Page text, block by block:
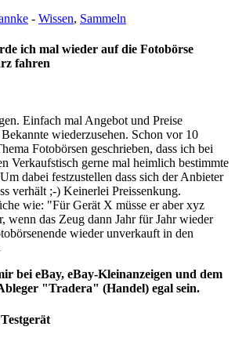
- Wissen, Sammeln
ich mal wieder auf die Fotobörse
fahren
Einfach mal Angebot und Preise
wiederzusehen. Schon vor 10
Fotobörsen geschrieben, dass ich bei
Verkaufstisch gerne mal heimlich bestimmte
dabei festzustellen dass sich der Anbieter
verhält ;-) Keinerlei Preissenkung.
wie: "Für Gerät X müsse er aber xyz
wenn das Zeug dann Jahr für Jahr wieder
wieder unverkauft in den
bei eBay, eBay-Kleinanzeigen und dem
"Tradera" (Handel) egal sein.